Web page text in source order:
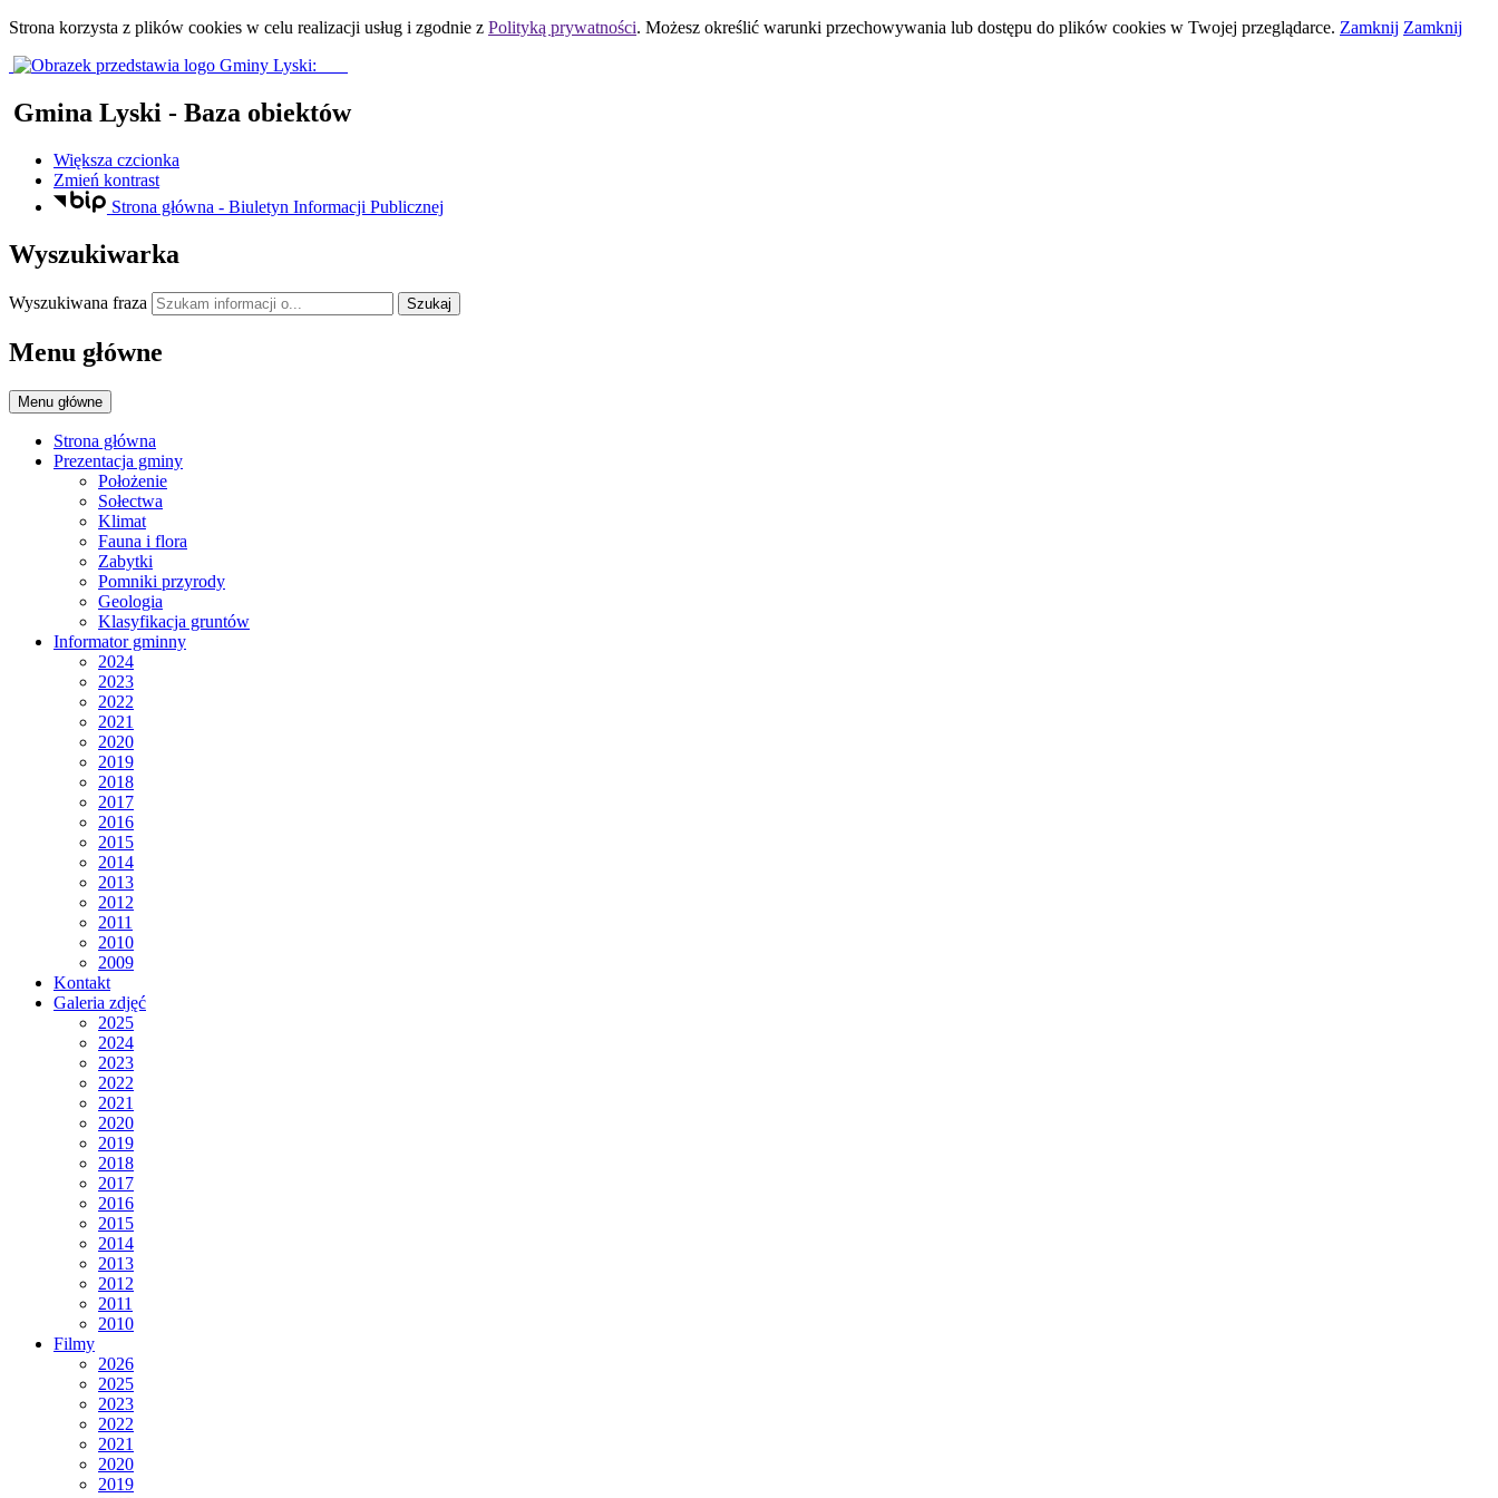
Strona korzysta z plików cookies w celu realizacji usług i zgodnie z Polityką prywatności. Możesz określić warunki przechowywania lub dostępu do plików cookies w Twojej przeglądarce. Zamknij Zamknij
Gmina Lyski - Baza obiektów
Większa czcionka
Zmień kontrast
Strona główna - Biuletyn Informacji Publicznej
Wyszukiwarka
Wyszukiwana fraza Szukaj
Menu główne
Menu główne
Strona główna
Prezentacja gminy
Położenie
Sołectwa
Klimat
Fauna i flora
Zabytki
Pomniki przyrody
Geologia
Klasyfikacja gruntów
Informator gminny
2024
2023
2022
2021
2020
2019
2018
2017
2016
2015
2014
2013
2012
2011
2010
2009
Kontakt
Galeria zdjęć
2025
2024
2023
2022
2021
2020
2019
2018
2017
2016
2015
2014
2013
2012
2011
2010
Filmy
2026
2025
2023
2022
2021
2020
2019